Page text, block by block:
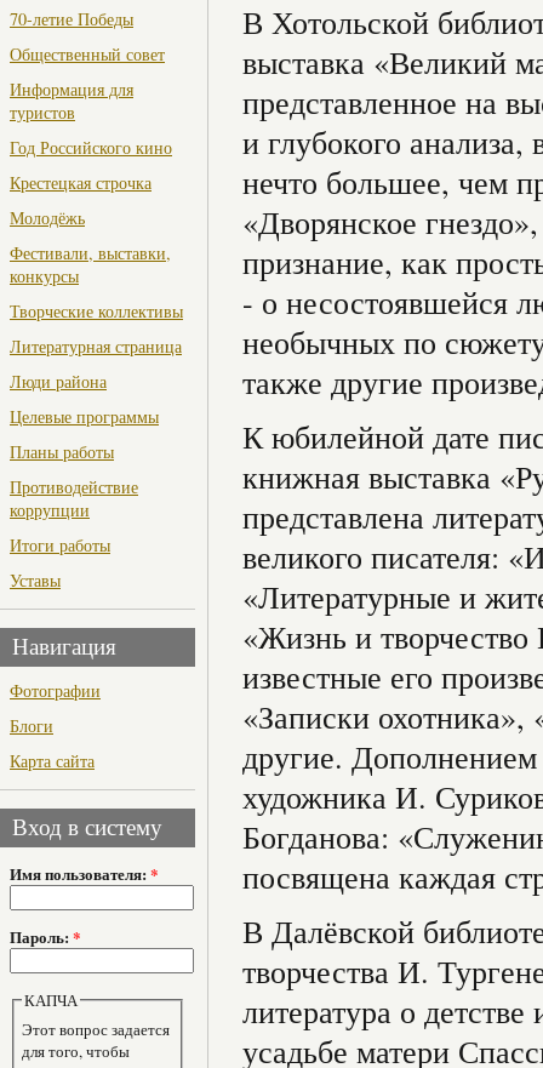
70-летие Победы
Общественный совет
Информация для
туристов
Год Российского кино
Крестецкая строчка
Молодёжь
Фестивали, выставки,
конкурсы
Творческие коллективы
Литературная страница
Люди района
Целевые программы
Планы работы
Противодействие
коррупции
Итоги работы
Уставы
Навигация
Фотографии
Блоги
Карта сайта
Вход в систему
Имя пользователя: *
Пароль: *
КАПЧА
Этот вопрос задается
для того, чтобы
В Хотольской
выставка «Великий
представленное на
и глубокого
нечто большее, чем
«Дворянское
признание, как
- о несостоявшейся
необычных по
также другие
К юбилейной дате
книжная выставка
представлена
великого писателя:
«Литературные и
«Жизнь и
известные его
«Записки
другие.
художника И.
Богданова:
посвящена каждая
В Далёвской
творчества И.
литература о
усадьбе матери